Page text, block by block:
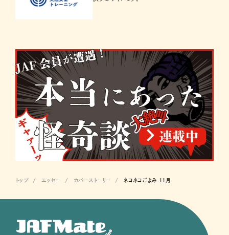
トップ エッセー カバーストーリー ネコネコごよみ 11月